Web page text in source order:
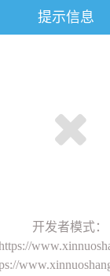
提示信息
开发者模式：